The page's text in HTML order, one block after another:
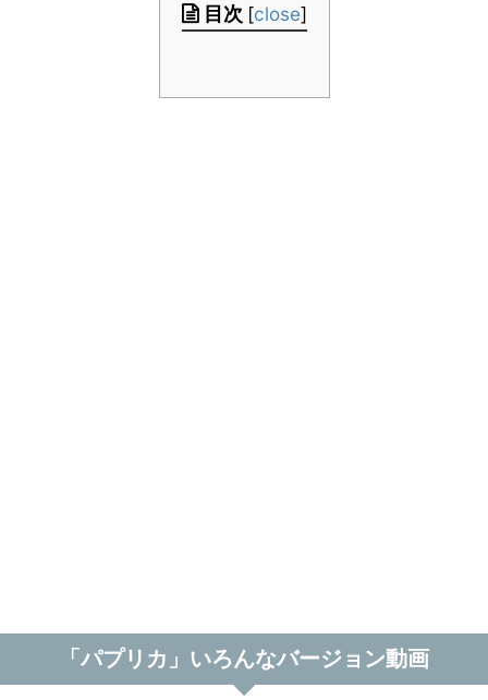
目次 [close]
「パプリカ」いろんなバージョン動画